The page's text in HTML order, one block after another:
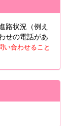
路状況（例え
せの電話があ
い合わせること